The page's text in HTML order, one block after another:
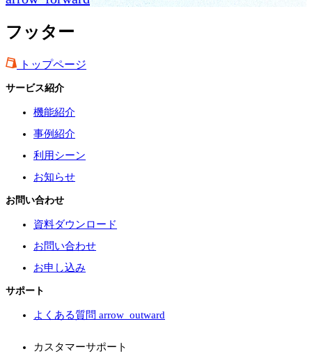
フッター
トップページ
サービス紹介
機能紹介
事例紹介
利用シーン
お知らせ
お問い合わせ
資料ダウンロード
お問い合わせ
お申し込み
サポート
よくある質問 arrow_outward
カスタマーサポート